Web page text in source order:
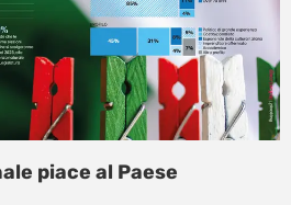
piace al Paese